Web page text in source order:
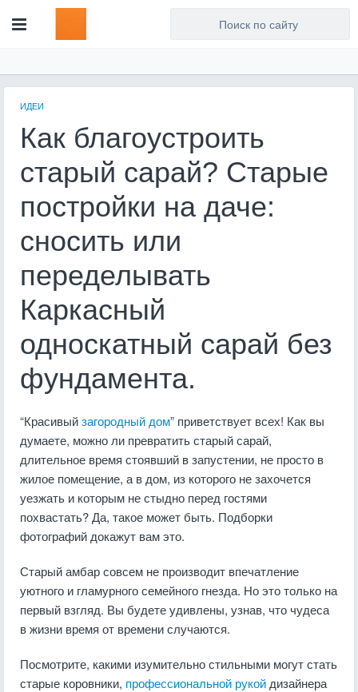
ИДЕИ
Как благоустроить
старый сарай? Старые
постройки на даче:
сносить или
переделывать
Каркасный
односкатный сарай без
фундамента.
“Красивыйзагородный дом” приветствует всех! Как вы
думаете, можно ли превратить старый сарай,
длительное время стоявший в запустении, не просто в
жилое помещение, а в дом, из которого не захочется
уезжать и которым не стыдно перед гостями
похвастать? Да, такое может быть. Подборки
фотографий докажут вам это.
Старый амбар совсем не производит впечатление
уютного и гламурного семейного гнезда. Но это только на
первый взгляд. Вы будете удивлены, узнав, что чудеса
в жизни время от времени случаются.
Посмотрите, какими изумительно стильными могут стать
старые коровники, профессиональной рукой дизайнера
Для любых предложений по
сайту: artist71@cp9.ru